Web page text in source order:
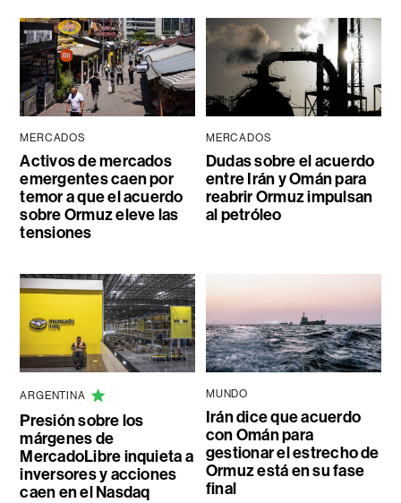
MERCADOS
Activos de mercados
emergentes caen por
temor a que el acuerdo
sobre Ormuz eleve las
tensiones
MERCADOS
Dudas sobre el acuerdo
entre Irán y Omán para
reabrir Ormuz impulsan
al petróleo
ARGENTINA
Presión sobre los
márgenes de
MercadoLibre inquieta a
inversores y acciones
caen en el Nasdaq
MUNDO
Irán dice que acuerdo
con Omán para
gestionar el estrecho de
Ormuz está en su fase
final